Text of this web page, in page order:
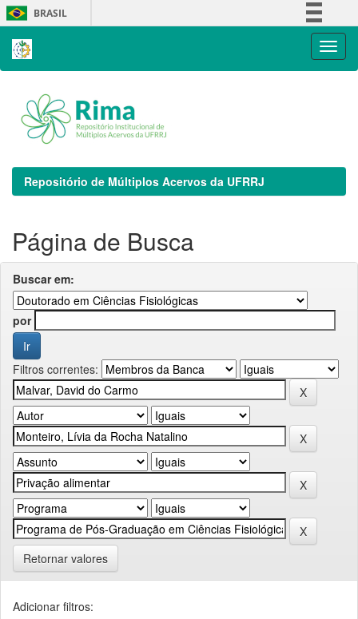
Skip
navigation
BRASIL
Repositório de Múltiplos Acervos da UFRRJ
Página de Busca
Buscar em:
por
Filtros correntes:
Retornar valores
Adicionar filtros: